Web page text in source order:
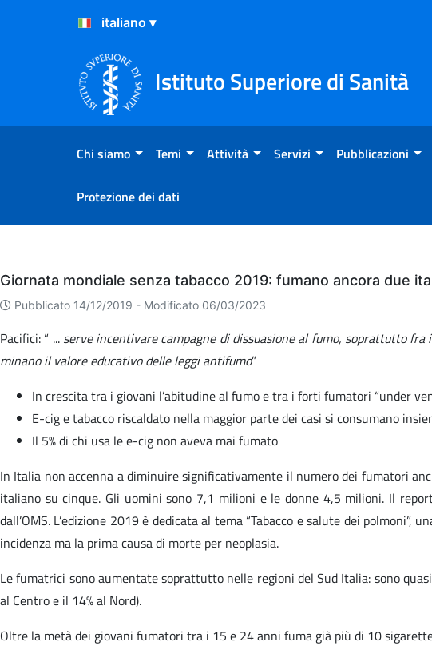
Salta al Contenuto
Salta al Footer
Istituto Superiore di Sanità
Chi siamo Temi Attività Servizi Pubblicazioni
Protezione dei dati
Eventi
Giornata mondiale senza tabacco 2019: fumano ancora due
Pubblicato 14/12/2019 - Modificato 06/03/2023
Pacifici: “ ... serve incentivare campagne di dissuasione al fumo, soprattutto
minano il valore educativo delle leggi antifumo”
In crescita tra i giovani l’abitudine al fumo e tra i forti fumatori “under
E-cig e tabacco riscaldato nella maggior parte dei casi si consumano
Il 5% di chi usa le e-cig non aveva mai fumato
In Italia non accenna a diminuire significativamente il numero dei fumatori
italiano su cinque. Gli uomini sono 7,1 milioni e le donne 4,5 milioni. Il
dall’OMS. L’edizione 2019 è dedicata al tema “Tabacco e salute dei
incidenza ma la prima causa di morte per neoplasia.
Le fumatrici sono aumentate soprattutto nelle regioni del Sud Italia: sono
al Centro e il 14% al Nord).
Oltre la metà dei giovani fumatori tra i 15 e 24 anni fuma già più di 10